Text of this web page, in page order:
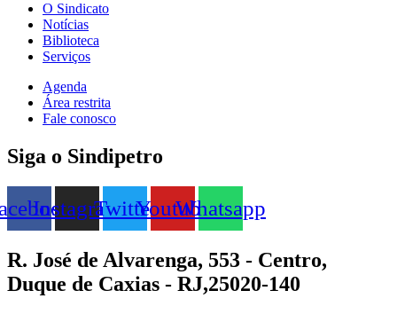
O Sindicato
Notícias
Biblioteca
Serviços
Agenda
Área restrita
Fale conosco
Siga o Sindipetro
InstagramTwitterYoutubeWhatsapp
R. José de Alvarenga, 553 - Centro,
Duque de Caxias - RJ,25020-140